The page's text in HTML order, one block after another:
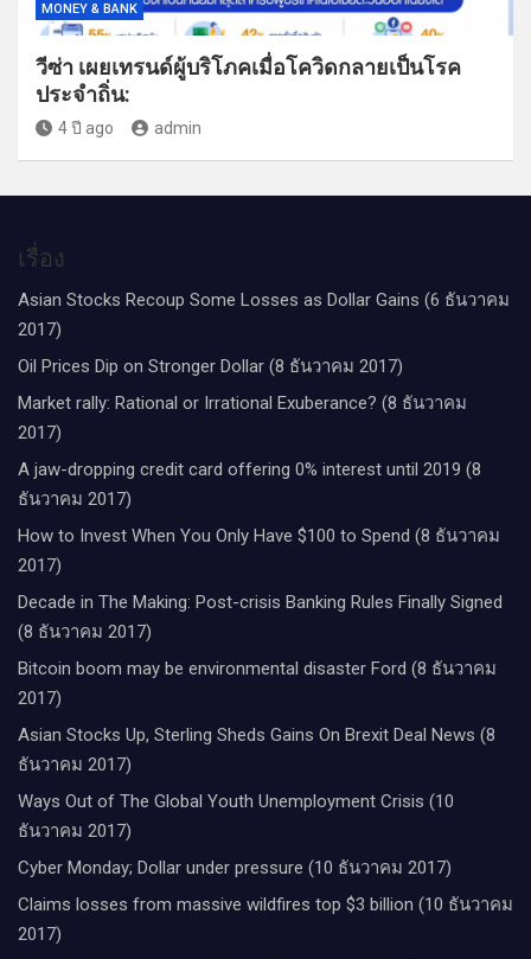
MONEY & BANK
วีซ่า เผยเทรนด์ผู้บริโภคเมื่อโควิดกลายเป็นโรค
ประจำถิ่น:
4 ปี ago admin
เรื่อง
Asian Stocks Recoup Some Losses as Dollar Gains (6 ธันวาคม
2017)
Oil Prices Dip on Stronger Dollar (8 ธันวาคม 2017)
Market rally: Rational or Irrational Exuberance? (8 ธันวาคม
2017)
A jaw-dropping credit card offering 0% interest until 2019 (8
ธันวาคม 2017)
How to Invest When You Only Have $100 to Spend (8 ธันวาคม
2017)
Decade in The Making: Post-crisis Banking Rules Finally Signed
(8 ธันวาคม 2017)
Bitcoin boom may be environmental disaster Ford (8 ธันวาคม
2017)
Asian Stocks Up, Sterling Sheds Gains On Brexit Deal News (8
ธันวาคม 2017)
Ways Out of The Global Youth Unemployment Crisis (10
ธันวาคม 2017)
Cyber Monday; Dollar under pressure (10 ธันวาคม 2017)
Claims losses from massive wildfires top $3 billion (10 ธันวาคม
2017)